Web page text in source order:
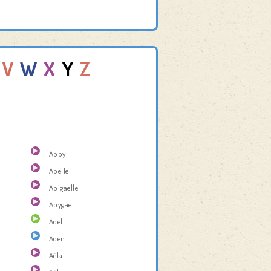
V W X Y Z
Abby
Abelle
Abigaëlle
Abygaël
Adel
Aden
Aëla